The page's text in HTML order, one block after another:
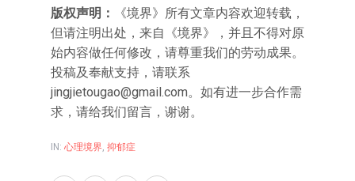
版权声明：
《境界》所有文章内容欢迎转载，
但请注明出处，来自《境界》，并且不得对原
始内容做任何修改，请尊重我们的劳动成果。
投稿及奉献支持，请联系
jingjietougao@gmail.com。如有进一步合作需
求，请给我们留言，谢谢。
IN: 心理境界, 抑郁症